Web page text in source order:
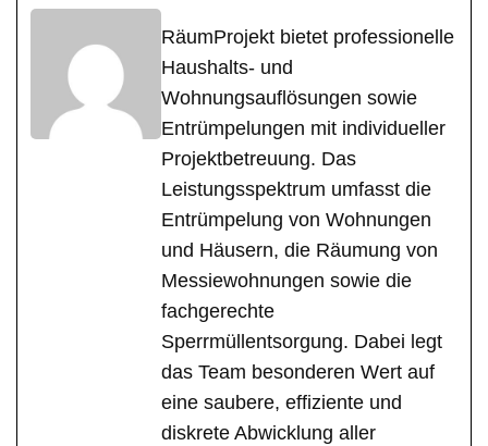
RäumProjekt bietet professionelle
Haushalts- und
Wohnungsauflösungen sowie
Entrümpelungen mit individueller
Projektbetreuung. Das
Leistungsspektrum umfasst die
Entrümpelung von Wohnungen
und Häusern, die Räumung von
Messiewohnungen sowie die
fachgerechte
Sperrmüllentsorgung. Dabei legt
das Team besonderen Wert auf
eine saubere, effiziente und
diskrete Abwicklung aller